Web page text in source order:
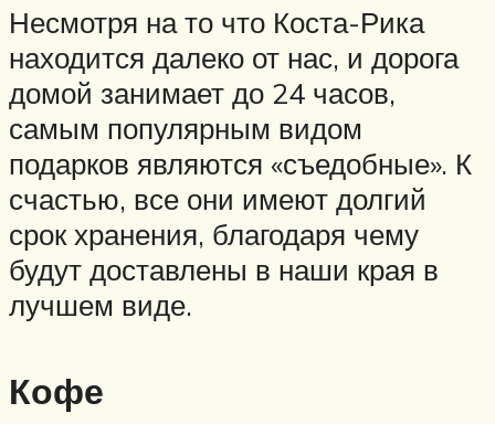
Несмотря на то что Коста-Рика
находится далеко от нас, и дорога
домой занимает до 24 часов,
самым популярным видом
подарков являются «съедобные». К
счастью, все они имеют долгий
срок хранения, благодаря чему
будут доставлены в наши края в
лучшем виде.
Кофе